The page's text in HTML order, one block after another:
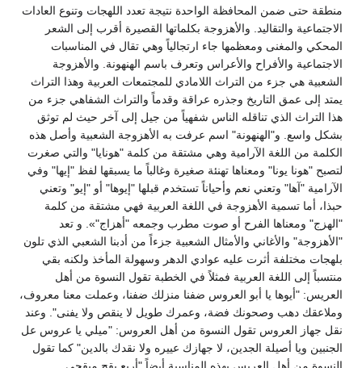
المحافظة الواحدة نتيجة تعدد اللهجات وتنوع العادات
والأهزوجة بكلماتها القصيرة أقرب إلى الشعر
ومعظمها جاء ارتجالياً وهي تقال في المناسبات
والأعراس وتعرف باسم الهنهونة. والأهزوجة
من التراث اللامادي للمجتمعات العربية وهذا التراث
التاريخ وجذره عراقة وقدماً والتراث الشفاهي جزء من
تناقله الناس شفهياً من جيل إلى آخر حيث لم توثق
اسم عرفت به الأهزوجة الشعبية وأصل هذه
الآرامية وهي مشتقة من كلمة "هونايا" والتي صغرت
ومعناها تهنئة صغيرة وغالباً ما يسبقها لفظ "إيها" وفي
وتعني نعم وأحياناً تستخدم قبلها "إيوها" أو "إيو" وتعني
الأهزوجة في اللغة العربية فهي مشتقة من كلمة
الفرح أو صوت مطرب وجمعه "أهزاج"». و تعد
والأمثال الشعبية جزءاً من أدبنا الشعبي الذي تلون
أثرت عليه عوادي الدهر وسهولة المأخذ ولكنه بقي
العربية فمثلاً في الخطبة تقول النسوة من أهل
يا أبو العروس ضفنا منزلك ضفنا، وعملت معنا معروف،
وصحونك فضة، وعمرك طويل لا ينقص ولا يفنى". وعند
تقول النسوة من أهل العروس: "ميلي يا عروس عل
أصيلة الجدين، لا جهازك عييره ولا نقدك بالدين" كما تقول